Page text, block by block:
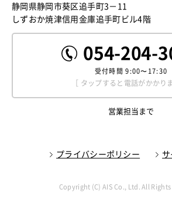
静岡県静岡市葵区追手町3－11
しずおか焼津信用金庫追手町ビル4階
054-204-
受付時間9:00〜17:30
［ タップすると電話がかかり
営業担当まで
プライバシーポリシー
Copyright (C) AIS Co., Ltd. All Rights